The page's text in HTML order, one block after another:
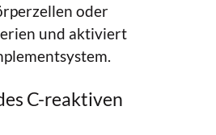
oder
und aktiviert
C-reaktiven